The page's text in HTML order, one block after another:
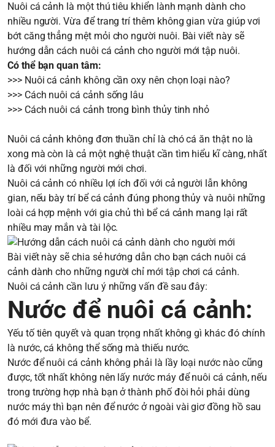
Nuôi cá cảnh là một thú tiêu khiển lành mạnh dành cho
nhiều người. Vừa để trang trí thêm không gian vừa giúp vơi
bớt căng thẳng mệt mỏi cho người nuôi. Bài viết này sẽ
hướng dẫn cách nuôi cá cảnh cho người mới tập nuôi.
Có thể bạn quan tâm:
>>> Nuôi cá cảnh không cần oxy nên chọn loại nào?
>>> Cách nuôi cá cảnh sống lâu
>>> Cách nuôi cá cảnh trong bình thủy tinh nhỏ
Nuôi cá cảnh không đơn thuần chỉ là chó cá ăn thật no là
xong mà còn là cả một nghệ thuật cần tìm hiểu kĩ càng, nhất
là đối với những người mới chơi.
Nuôi cá cảnh có nhiều lợi ích đối với cả người lẫn không
gian, nếu bày trí bể cá cảnh đúng phong thủy và nuôi những
loài cá hợp mệnh với gia chủ thì bể cá cảnh mang lại rất
nhiều may mắn và tài lộc.
Bài viết này sẽ chia sẻ hướng dẫn cho bạn cách nuôi cá
cảnh dành cho những người chỉ mới tập chơi cá cảnh.
Nuôi cá cảnh cần lưu ý những vấn đề sau đây:
Nước để nuôi cá cảnh:
Yếu tố tiên quyết và quan trọng nhất không gì khác đó chính
là nước, cá không thể sống mà thiếu nước.
Nước để nuôi cá cảnh không phải là lầy loại nước nào cũng
được, tốt nhất không nên lấy nước máy để nuôi cá cảnh, nếu
trong trường hợp nhà bạn ở thành phố đòi hỏi phải dùng
nước máy thì bạn nên để nước ở ngoài vài giơ đồng hồ sau
đó mới đưa vào bể.